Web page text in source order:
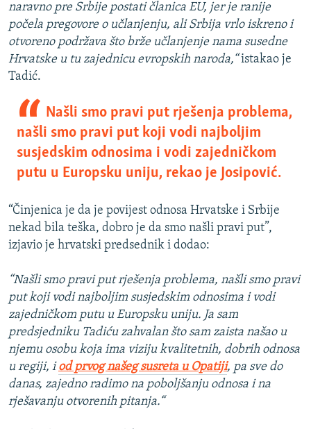
naravno pre Srbije postati članica EU, jer je ranije
počela pregovore o učlanjenju, ali Srbija vrlo iskreno i
otvoreno podržava što brže učlanjenje nama susedne
Hrvatske u tu zajednicu evropskih naroda,“istakao je
Tadić.
Našli smo pravi put rješenja problema,
našli smo pravi put koji vodi najboljim
susjedskim odnosima i vodi zajedničkom
putu u Europsku uniju, rekao je Josipović.
“Činjenica je da je povijest odnosa Hrvatske i Srbije
nekad bila teška, dobro je da smo našli pravi put”,
izjavio je hrvatski predsednik i dodao:
“Našli smo pravi put rješenja problema, našli smo pravi
put koji vodi najboljim susjedskim odnosima i vodi
zajedničkom putu u Europsku uniju. Ja sam
predsjedniku Tadiću zahvalan što sam zaista našao u
njemu osobu koja ima viziju kvalitetnih, dobrih odnosa
u regiji, i od prvog našeg susreta u Opatiji, pa sve do
danas, zajedno radimo na poboljšanju odnosa i na
rješavanju otvorenih pitanja.“